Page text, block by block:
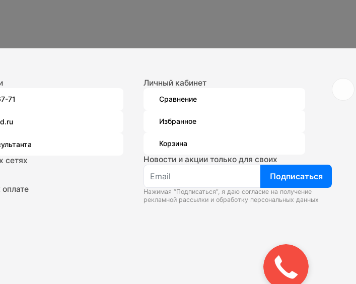
71
сетях
Личный кабинет
Сравнение
Избранное
Корзина
Новости и акции только для своих
Подписаться
Нажимая “Подписаться”, я даю согласие на получение
рекламной рассылки и обработку персональных данных
Закажите
звонок!